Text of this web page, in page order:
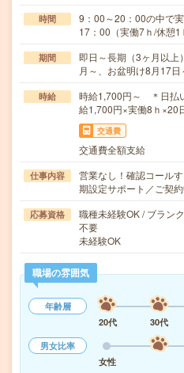
時間
9：00～20：00の中で
17：00（実働7ｈ/休憩
期間
即日～長期（3ヶ月以
月～、お盆明け8月17日
時給
時給1,700円～ ＊日払
給1,700円×実働8ｈ×20
交通費
交通費全額支給
仕事内容
営業なし！確認コール
期設定サポート／ご契
応募資格
職種未経験OK / ブラン
不要
未経験OK
職場の雰囲気
年齢層
20代
30代
男女比率
女性